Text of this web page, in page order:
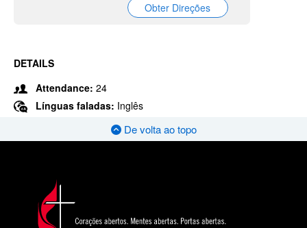
Obter Direções
DETAILS
Attendance: 24
Línguas faladas: Inglês
De volta ao topo